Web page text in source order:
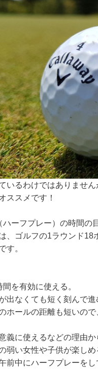
いるわけではありませ
ススメです！
ハーフプレー）の時間の
、ゴルフの1ラウンド18
す。
間を有効に使える。
出なくても短く刻んで
ホールの距離も短いの
義に使えるなどの理由
弱い女性や子供が楽し
前中にハーフプレーを